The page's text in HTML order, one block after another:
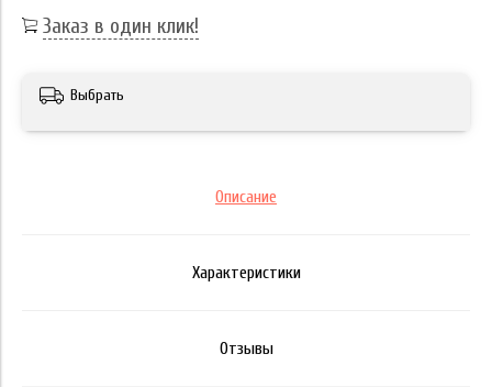
Заказ в один клик!
Выбрать
Описание
Характеристики
Отзывы